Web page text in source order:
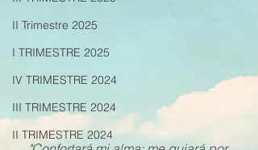
II Trimestre 2025
I TRIMESTRE 2025
IV TRIMESTRE 2024
III TRIMESTRE 2024
II TRIMESTRE 2024